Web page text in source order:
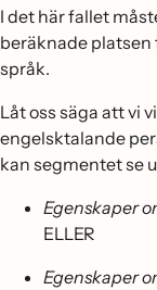
I det här fallet
beräknade
språk.
Låt oss säga att vi
engelsktalande
kan segmentet se
Egenskaper
ELLER
Egenskaper